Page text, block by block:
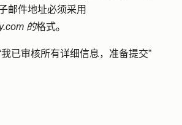
邮件地址必须采用
的格式。
我已审核所有详细信息，准备提交”